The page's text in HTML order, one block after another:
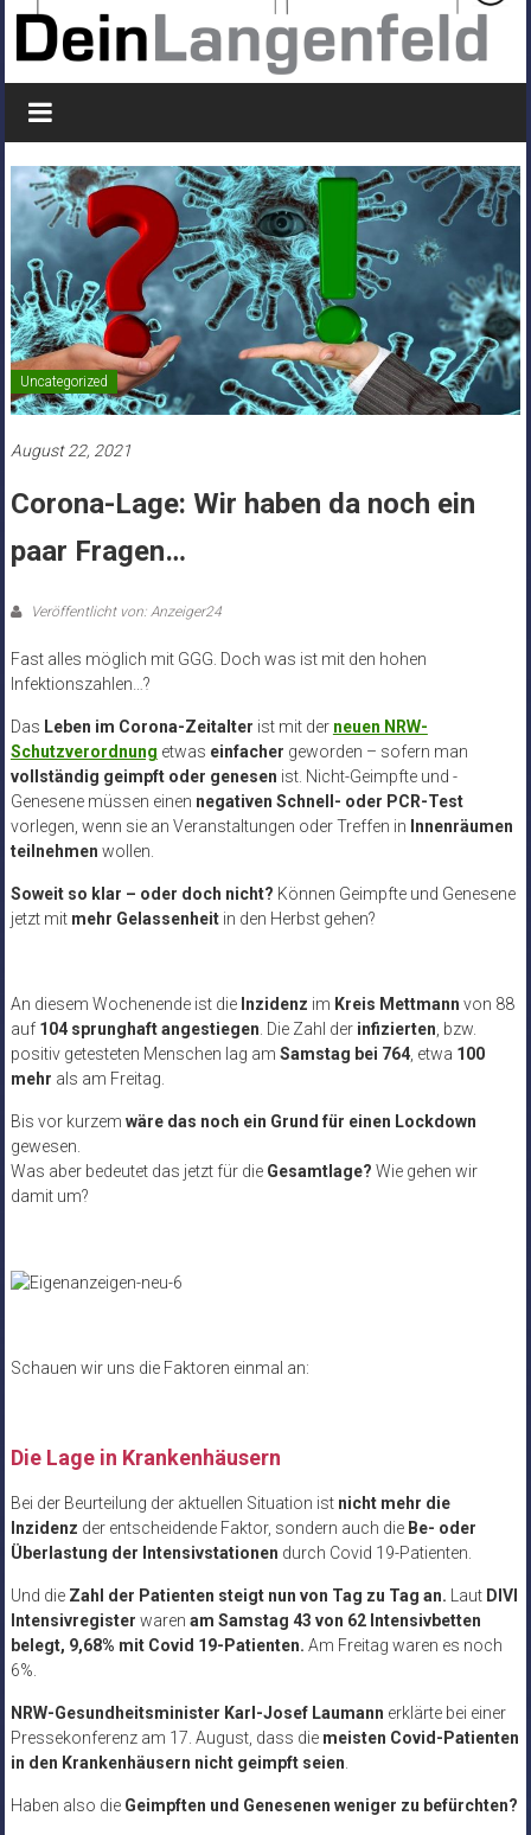
Uncategorized
August 22, 2021
Corona-Lage: Wir haben da noch ein
paar Fragen…
Veröffentlicht von: Anzeiger24
Fast alles möglich mit GGG. Doch was ist mit den hohen
Infektionszahlen…?
Das Leben im Corona-Zeitalter ist mit der neuen NRW-
Schutzverordnung etwas einfacher geworden – sofern man
vollständig geimpft oder genesen ist. Nicht-Geimpfte und -
Genesene müssen einen negativen Schnell- oder PCR-Test
vorlegen, wenn sie an Veranstaltungen oder Treffen in Innenräumen
teilnehmen wollen.
Soweit so klar – oder doch nicht? Können Geimpfte und Genesene
jetzt mit mehr Gelassenheitin den Herbst gehen?
An diesem Wochenende ist die Inzidenz im Kreis Mettmann von 88
auf104 sprunghaft angestiegen. Die Zahl der infizierten, bzw.
positiv getesteten Menschen lag am Samstag bei 764, etwa 100
mehr als am Freitag.
Bis vor kurzem wäre das noch ein Grund für einen Lockdown
gewesen.
Was aber bedeutet das jetzt für die Gesamtlage? Wie gehen wir
damit um?
Schauen wir uns die Faktoren einmal an:
Die Lage in Krankenhäusern
Bei der Beurteilung der aktuellen Situation ist nicht mehr die
Inzidenz der entscheidende Faktor, sondern auch die Be- oder
Überlastung der Intensivstationen durch Covid 19-Patienten.
Und dieZahl der Patienten steigt nun von Tag zu Tag an. Laut DIVI
Intensivregister waren am Samstag 43 von 62 Intensivbetten
belegt, 9,68% mit Covid 19-Patienten. Am Freitag waren es noch
6%.
NRW-Gesundheitsminister Karl-Josef Laumann erklärte bei einer
Pressekonferenz am 17. August, dass die meisten Covid-Patienten
in den Krankenhäusern nicht geimpft seien
Haben also die Geimpften und Genesenen weniger zu befürchten?